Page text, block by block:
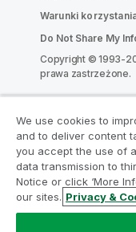
Warunki
Do Not Share My
Copyright © 1993-
prawa zastrzeżone.
Dołącz do
Analityki
Przeprowadź
cennych aplikacji
We use cookies to
and to deliver content
you accept the use of
data transmission to
Notice or click ‘More
our sites. Privacy &